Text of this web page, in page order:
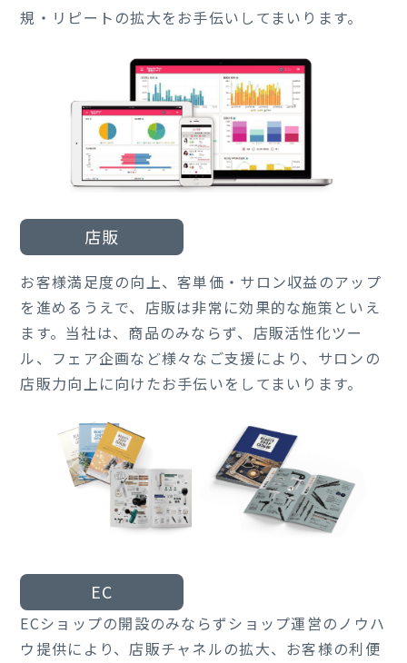
規・リピートの拡大をお手伝いしてまいります。
店販
お客様満足度の向上、客単価・サロン収益のアップ
を進めるうえで、店販は非常に効果的な施策といえ
ます。当社は、商品のみならず、店販活性化ツー
ル、フェア企画など様々なご支援により、サロンの
店販力向上に向けたお手伝いをしてまいります。
EC
ECショップの開設のみならずショップ運営のノウハ
ウ提供により、店販チャネルの拡大、お客様の利便